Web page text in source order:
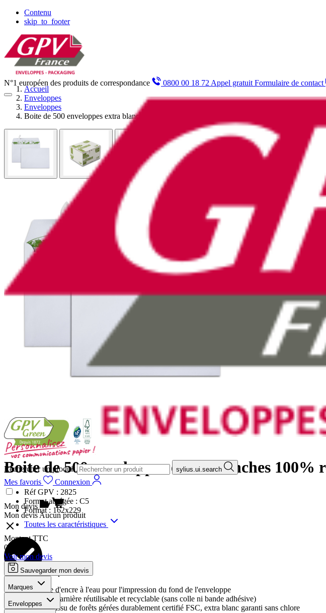
Contenu
skip_to_footer
N°1 européen des produits de correspondance 0800 00 18 72 Appel gratuit Formulaire de contact
Rechercher un produit sylius.ui.search
Mes favoris Connexion
Mon devis
Mon devis Aucun produit
Montant TTC
0,00 €
Voir mon devis
Sauvegarder mon devis
Marques
Enveloppes
Accueil
Enveloppes
Enveloppes
Boite de 500 enveloppes extra blanches 100% recyclées C5 162x229 80 g/m² bande de
Boite de 500 enveloppes extra blanches 100%
Réf GPV : 2825
Format abrégée : C5
Format : 162x229
Toutes les caractéristiques
Les plus
Usage d'encre à l'eau pour l'impression du fond de l'enveloppe
Boite charnière réutilisable et recyclable (sans colle ni bande adhésive)
Papier issu de forêts gérées durablement certifié FSC, extra blanc garanti sans chlore